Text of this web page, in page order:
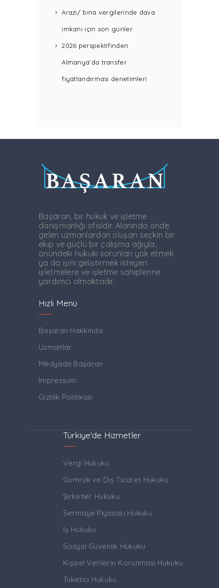
Arazi/ bina vergilerinde dava
imkanı için son günler
2026 perspektifinden
Almanya’da transfer
fiyatlandırması denetimleri
Başaran, bir hukuk ve işletme
danışmanlığı ofisidir. Alanında önde
gelen uzmanlardan oluşan seçkin bir
ekip ve güçlü bir çalışma ağıyla,
önündeki hukuki sorunları yok etmek
ya da işini geliştirmek isteyen
işletmelere ve işletme sahiplerine
yardımcı olmaktadır.
Hızlı Menü
Başaran Hakkında
Uzmanlar
Medyada Başaran
Impressum
Gizlilik Politikası
Türkiye'de Hizmetler
Vergi Hukuku
Gümrük ve Dış Ticaret Hukuku
Şirketler Hukuku
Sermaye Piyasası Hukuku
İş Hukuku
Sosyal Güvenlik Hukuku
Kişisel Verilerin Korunması Hukuku
Tüketici Hukuku